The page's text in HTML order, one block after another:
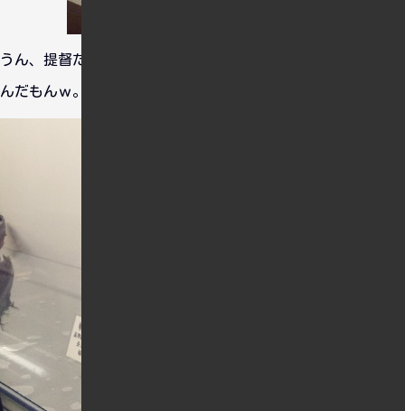
うん、提督たちに大人気でしたね。だって一目でわかる格好な
んだもんｗ。